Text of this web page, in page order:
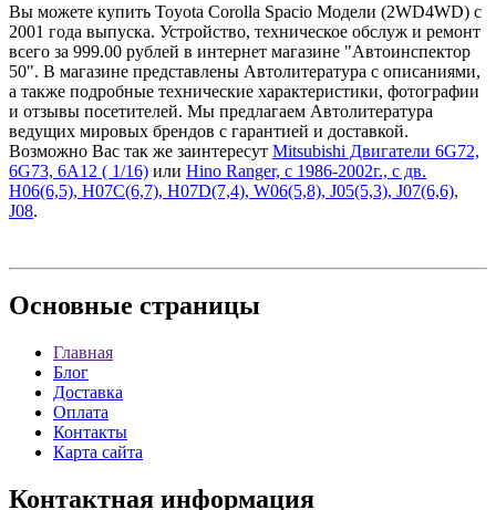
Вы можете купить Toyota Corolla Spacio Модели (2WD4WD) c
2001 года выпуска. Устройство, техническое обслуж и ремонт
всего за 999.00 рублей в интернет магазине "Автоинспектор
50". В магазине представлены Автолитература с описаниями,
а также подробные технические характеристики, фотографии
и отзывы посетителей. Мы предлагаем Автолитература
ведущих мировых брендов с гарантией и доставкой.
Возможно Вас так же заинтересут Mitsubishi Двигатели 6G72,
6G73, 6A12 ( 1/16) или Hino Ranger, с 1986-2002г., с дв.
H06(6,5), H07C(6,7), H07D(7,4), W06(5,8), J05(5,3), J07(6,6),
J08.
Основные страницы
Главная
Блог
Доставка
Оплата
Контакты
Карта сайта
Контактная информация